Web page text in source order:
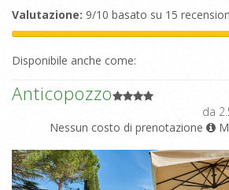
Valutazione: 9/10 basato su 15
Disponibile anche come:
Anticopozzo
da
Nessun costo di prenotazione